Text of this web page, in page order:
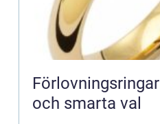
Förlovningsringar symbol, stil
och smarta val